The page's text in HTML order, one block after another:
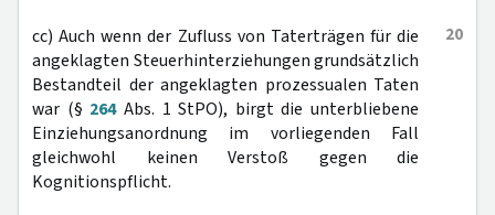
20
cc) Auch wenn der Zufluss von Taterträgen für die
angeklagten Steuerhinterziehungen grundsätzlich
Bestandteil der angeklagten prozessualen Taten
war (§ 264Abs. 1 StPO), birgt die unterbliebene
Einziehungsanordnung im vorliegenden Fall
gleichwohl keinen Verstoß gegen die
Kognitionspflicht.